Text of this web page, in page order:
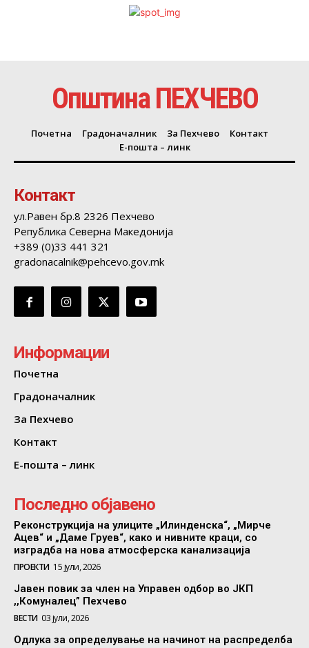
Општина ПЕХЧЕВО
Почетна Градоначалник За Пехчево
Контакт
Е-пошта – линк
Контакт
ул.Равен бр.8 2326 Пехчево
Република Северна Македонија
+389 (0)33 441 321
gradonacalnik@pehcevo.gov.mk
Информации
Почетна
Градоначалник
За Пехчево
Контакт
Е-пошта – линк
Последно објавено
Реконструкција на улиците „Илинденска“, „Мирче
Ацев“ и „Даме Груев“, како и нивните краци, со
изградба на нова атмосферска канализација
ПРОЕКТИ 15 јули, 2026
Јавен повик за член на Управен одбор во ЈКП
,,Комуналец” Пехчево
ВЕСТИ 03 јули, 2026
Одлука за определување на начинот на распределба